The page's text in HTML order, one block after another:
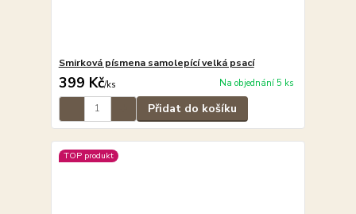
Smirková písmena samolepící velká psací
399 Kč/ks Na objednání 5 ks
Přidat do košíku
TOP produkt